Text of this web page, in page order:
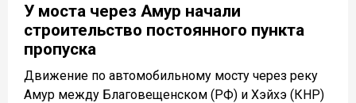
У моста через Амур начали
строительство постоянного пункта
пропуска
Движение по автомобильному мосту через реку
Амур между Благовещенском (РФ) и Хэйхэ (КНР)